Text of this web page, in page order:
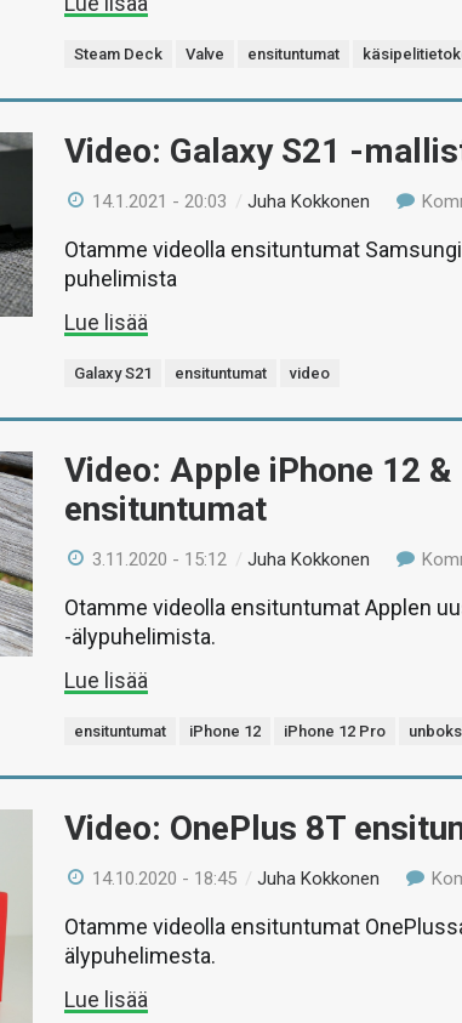
Steam Deck Valve ensituntumat
Video: Galaxy S21 -
14.1.2021 - 20:03 /Juha Kokkonen
Otamme videolla ensituntumat
puhelimista
Lue lisää
Galaxy S21 ensituntumat video
Video: Apple iPhone 12 &
ensituntumat
3.11.2020 - 15:12 /Juha Kokkonen
Otamme videolla ensituntumat Applen
-älypuhelimista.
Lue lisää
ensituntumat iPhone 12 iPhone 12 Pro
Video: OnePlus 8T
14.10.2020 - 18:45 /Juha Kokkonen
Otamme videolla ensituntumat
älypuhelimesta.
Lue lisää